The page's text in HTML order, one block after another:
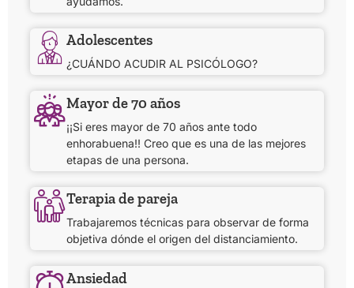
Adolescentes
¿CUÁNDO ACUDIR AL PSICÓLOGO?
Mayor de 70 años
¡¡Si eres mayor de 70 años ante todo
enhorabuena!! Creo que es una de las mejores
etapas de una persona.
Terapia de pareja
Trabajaremos técnicas para observar de forma
objetiva dónde el origen del distanciamiento.
Ansiedad